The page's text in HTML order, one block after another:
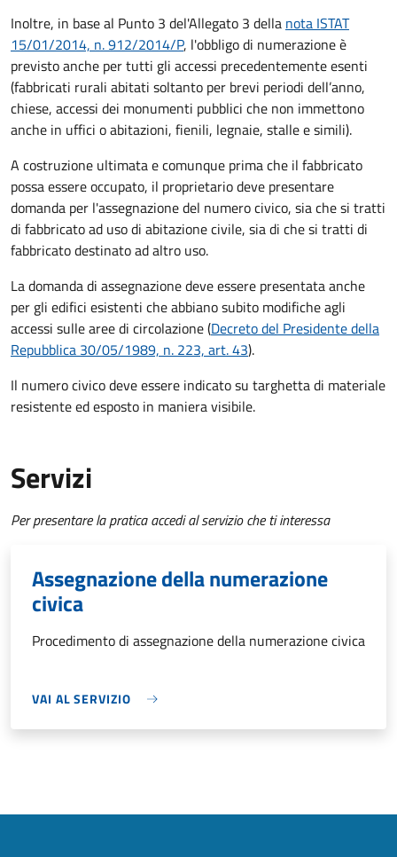
Inoltre, in base al Punto 3 del'Allegato 3 della nota ISTAT
15/01/2014, n. 912/2014/P, l'obbligo di numerazione è
previsto anche per tutti gli accessi precedentemente esenti
(fabbricati rurali abitati soltanto per brevi periodi dell’anno,
chiese, accessi dei monumenti pubblici che non immettono
anche in uffici o abitazioni, fienili, legnaie, stalle e simili).
A costruzione ultimata e comunque prima che il fabbricato
possa essere occupato, il proprietario deve presentare
domanda per l'assegnazione del numero civico, sia che si tratti
di fabbricato ad uso di abitazione civile, sia di che si tratti di
fabbricato destinato ad altro uso.
La domanda di assegnazione deve essere presentata anche
per gli edifici esistenti che abbiano subito modifiche agli
accessi sulle aree di circolazione (Decreto del Presidente della
Repubblica 30/05/1989, n. 223, art. 43).
Il numero civico deve essere indicato su targhetta di materiale
resistente ed esposto in maniera visibile.
Servizi
Per presentare la pratica accedi al servizio che ti interessa
Assegnazione della numerazione
civica
Procedimento di assegnazione della numerazione civica
VAI AL SERVIZIO